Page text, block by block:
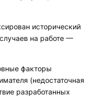
исторический
на работе —
факторы
(недостаточная
разработанных